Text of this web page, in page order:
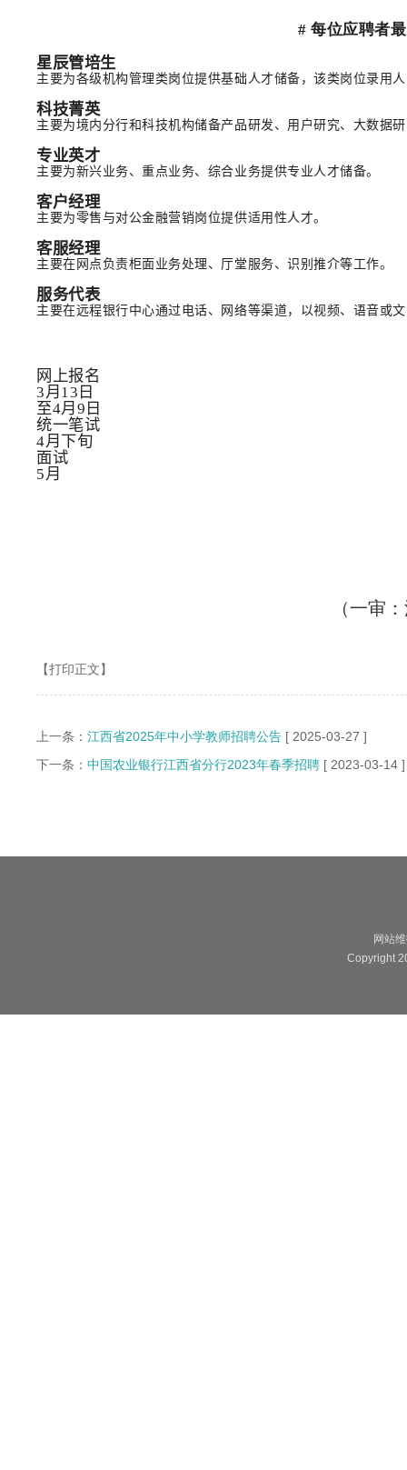
# 每位应聘者
星辰管培生
主要为各级机构管理类岗位提供基础人才储备，该类岗位录用
科技菁英
主要为境内分行和科技机构储备产品研发、用户研究、大数据
专业英才
主要为新兴业务、重点业务、综合业务提供专业人才储备。
客户经理
主要为零售与对公金融营销岗位提供适用性人才。
客服经理
主要在网点负责柜面业务处理、厅堂服务、识别推介等工作。
服务代表
主要在远程银行中心通过电话、网络等渠道，以视频、语音或
网上报名
3月13日
至4月9日
统一笔试
4月下旬
面试
5月
（一审：洪燕 二审：余
【打印正文】
上一条： 江西省2025年中小学教师招聘公告 [ 2025-03-27 ]
下一条： 中国农业银行江西省分行2023年春季招聘 [ 2023-03-14 ]
网站
Copyright